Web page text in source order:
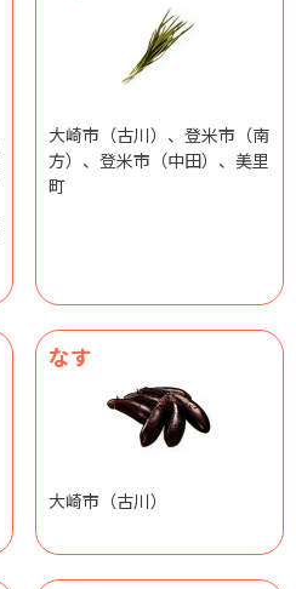
大崎市（古川）、登米市（南
方）、登米市（中田）、美里
町
なす
大崎市（古川）